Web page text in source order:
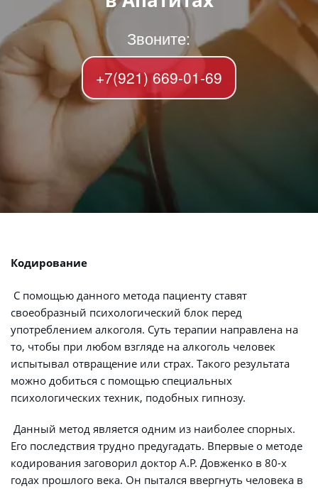
Звоните:
+7(921) 669-01-69
Кодирование
своеобразный психологический блок перед
употреблением алкоголя. Суть терапии направлена на
то, чтобы при любом взгляде на алкоголь человек
испытывал отвращение или страх. Такого результата
можно добиться с помощью специальных
психологических техник, подобных гипнозу.
Его последствия трудно предугадать. Впервые о методе
кодирования заговорил доктор А.Р. Довженко в 80-х
годах прошлого века. Он пытался ввергнуть человека в